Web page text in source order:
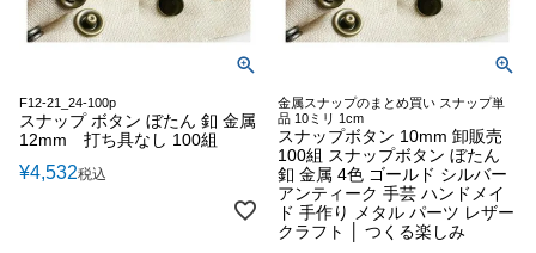
F12-21_24-100p
スナップ ボタン ぼたん 釦 金属
12mm 打ち具なし 100組
¥4,532税込
金属スナップのまとめ買い スナップ単
品 10ミリ 1cm
スナップボタン 10mm 卸販売
100組 スナップボタン ぼたん
釦 金属 4色 ゴールド シルバー
アンティーク 手芸 ハンドメイ
ド 手作り メタル パーツ レザー
クラフト │ つくる楽しみ